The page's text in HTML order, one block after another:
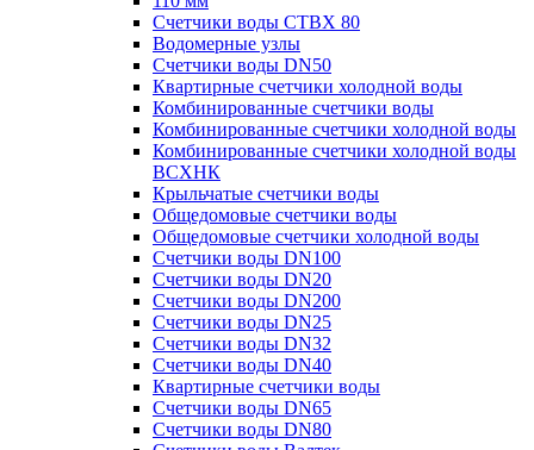
Счетчики воды СТВХ 80
Водомерные узлы
Счетчики воды DN50
Квартирные счетчики холодной воды
Комбинированные счетчики воды
Комбинированные счетчики холодной воды
Комбинированные счетчики холодной воды
ВСХНК
Крыльчатые счетчики воды
Общедомовые счетчики воды
Общедомовые счетчики холодной воды
Счетчики воды DN100
Счетчики воды DN20
Счетчики воды DN200
Счетчики воды DN25
Счетчики воды DN32
Счетчики воды DN40
Квартирные счетчики воды
Счетчики воды DN65
Счетчики воды DN80